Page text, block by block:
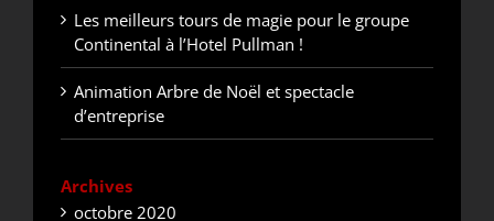
Les meilleurs tours de magie pour le groupe
Continental à l’Hotel Pullman !
Animation Arbre de Noël et spectacle
d’entreprise
Archives
octobre 2020